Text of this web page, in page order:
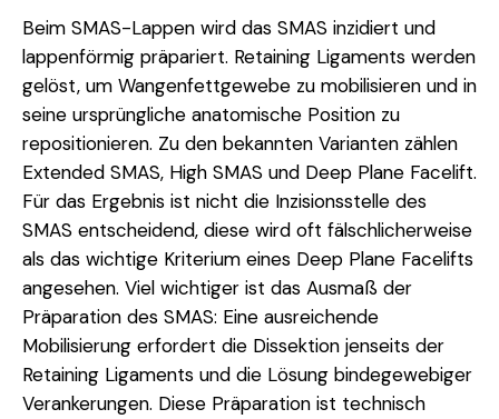
Beim SMAS-Lappen wird das SMAS inzidiert und
lappenförmig präpariert. Retaining Ligaments werden
gelöst, um Wangenfettgewebe zu mobilisieren und in
seine ursprüngliche anatomische Position zu
repositionieren. Zu den bekannten Varianten zählen
Extended SMAS, High SMAS und Deep Plane Facelift.
Für das Ergebnis ist nicht die Inzisionsstelle des
SMAS entscheidend, diese wird oft fälschlicherweise
als das wichtige Kriterium eines Deep Plane Facelifts
angesehen. Viel wichtiger ist das Ausmaß der
Präparation des SMAS: Eine ausreichende
Mobilisierung erfordert die Dissektion jenseits der
Retaining Ligaments und die Lösung bindegewebiger
Verankerungen. Diese Präparation ist technisch